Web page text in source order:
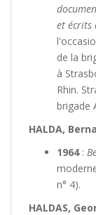
et écrits
de la
à
Rhin.
brigade
HALDA,
1964:
n° 4).
HALDAS,